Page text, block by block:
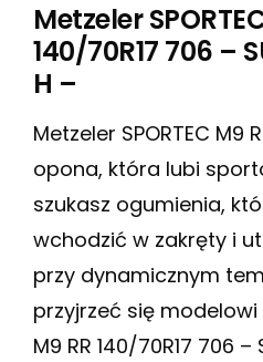
Metzeler
140/70R17 706 –
H –
Metzeler SPORTEC M9
opona, która lubi
szukasz ogumienia,
wchodzić w zakręty i
przy dynamicznym
przyjrzeć się modelowi
M9 RR 140/70R17 706 –